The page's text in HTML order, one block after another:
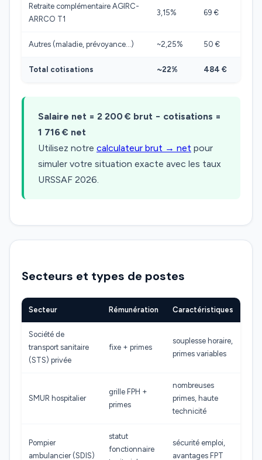
Retraite complémentaire AGIRC-
ARRCO T1
3,15% 69 €
Autres (maladie, prévoyance…) ~2,25% 50 €
Total cotisations ~22% 484 €
Salaire net = 2 200 € brut − cotisations =
1 716 € net
Utilisez notre calculateur brut → net pour
simuler votre situation exacte avec les taux
URSSAF 2026.
Secteurs et types de postes
Secteur Rémunération Caractéristiques
Société de
transport sanitaire
(STS) privée
fixe + primes
souplesse horaire,
primes variables
SMUR hospitalier
grille FPH +
primes
nombreuses
primes, haute
technicité
Pompier
ambulancier (SDIS)
statut
fonctionnaire
sécurité emploi,
avantages FPT